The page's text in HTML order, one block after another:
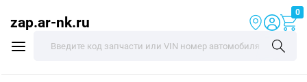
zap.ar-nk.ru
0